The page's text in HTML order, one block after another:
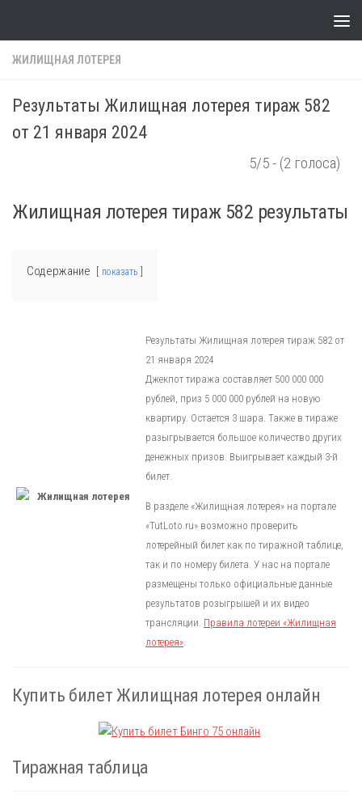
ЖИЛИЩНАЯ ЛОТЕРЕЯ
Результаты Жилищная лотерея тираж 582
от 21 января 2024
5/5 - (2 голоса)
Жилищная лотерея тираж 582 результаты
Содержание показать
Результаты Жилищная лотерея тираж 582 от
21 января 2024
Джекпот тиража составляет 500 000 000
рублей, приз 5 000 000 рублей на новую
квартиру. Остается 3 шара. Также в тираже
разыгрывается большое количество других
денежных призов. Выигрывает каждый 3-й
билет.
В разделе «Жилищная лотерея» на портале
«TutLoto.ru» возможно проверить
лотерейный билет как по тиражной таблице,
так и по номеру билета. У нас на портале
размещены только официальные данные
результатов розыгрышей и их видео
трансляции. Правила лотереи «Жилищная
лотерея».
Купить билет Жилищная лотерея онлайн
Тиражная таблица